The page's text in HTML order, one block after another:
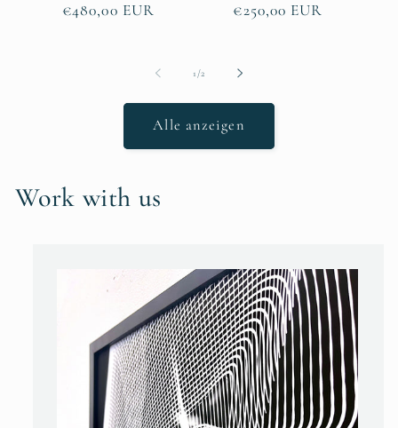
Normaler
€480,00 EUR
Normaler
€250,00 EUR
1 /von
2
Alle anzeigen
Work with us